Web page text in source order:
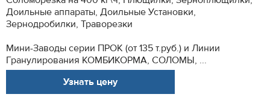
Доильные аппараты, Доильные Установки,
Зернодробилки, Траворезки
Мини-Заводы серии ПРОК (от 135 т.руб.) и Линии
Гранулирования КОМБИКОРМА, СОЛОМЫ, ...
Узнать цену